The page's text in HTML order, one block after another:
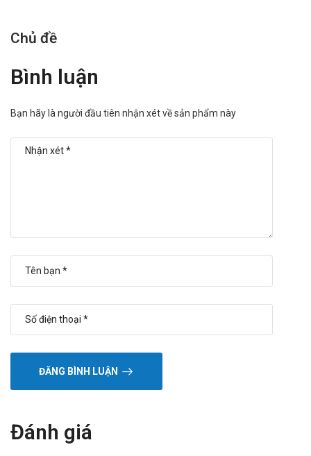
Chủ đề
Bình luận
Bạn hãy là người đầu tiên nhận xét về sản phẩm này
ĐĂNG BÌNH LUẬN
Đánh giá